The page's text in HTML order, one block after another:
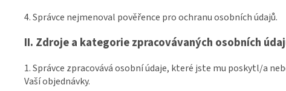
4. Správce nejmenoval pověřence pro ochranu osobních údajů.
II. Zdroje a kategorie zpracovávaných osobních
1. Správce zpracovává osobní údaje, které jste mu poskytl/a
Vaší objednávky.